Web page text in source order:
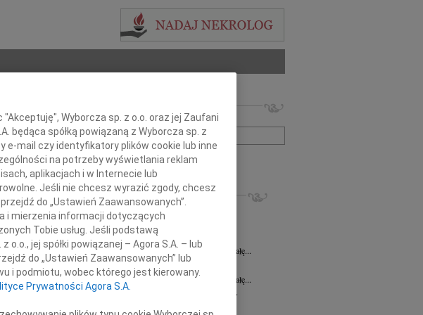
Imię i nazwisko lub numer ogłoszenia:
+ szukanie zaawansowane
INNE NEKROLOGI
Zdzisława Sawaryn 31.07.2026
Zmarła Zdzisława Sawaryn wieloletnia...
Paweł Spychała24.07.2026
Z wielkim żalem żegnamy Ś.P. Pawła Spychałę...
Paweł Spychała
22.07.2026
Z wielkim żalem żegnamy Ś.P. Pawła Spychałę...
Zdzisław Barszczewski
Wrocław
Z głębokim smutkiem i żalem przyjęliśmy...
Wyborcza sp. z o.o. oraz jej Zaufani
będąca spółką powiązaną z Wyborcza sp. z
e-mail czy identyfikatory plików cookie lub inne
na potrzeby wyświetlania reklam
aplikacjach i w Internecie lub
Jeśli nie chcesz wyrazić zgody, chcesz
do „Ustawień Zaawansowanych”.
i mierzenia informacji dotyczących
Tobie usług. Jeśli podstawą
jej spółki powiązanej – Agora S.A. – lub
do „Ustawień Zaawansowanych” lub
i podmiotu, wobec którego jest kierowany.
Prywatności Agora S.A.